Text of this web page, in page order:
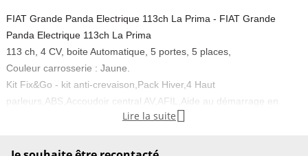
FIAT Grande Panda Electrique 113ch La Prima - FIAT Grande
Panda Electrique 113ch La Prima
113 ch, 4 CV, boite Automatique, 5 portes, 5 places,
Couleur carrosserie : Jaune.
Kit Fix&Go - kit anti-crevaison,Pack Hiver,4 Haut
parleurs,ABS,Accoudoir central AV,AFIL,Aide au démarrage en
côte,Aide au freinage d'urgence,Airbag conducteur,Airbag
avant,Airbags rideaux,Airbags rideaux AR,Antidémarrage
Lire la suite 